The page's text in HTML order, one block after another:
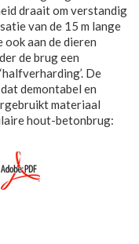
draait om verstandig
van de 15 m lange
aan de dieren
de brug een
De
demontabel en
materiaal
hout-betonbrug: